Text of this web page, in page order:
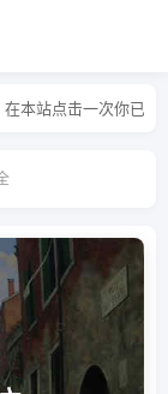
站点击一次你已经